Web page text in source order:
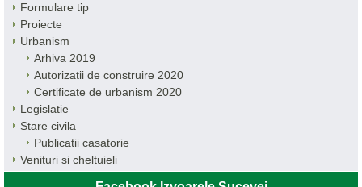
Formulare tip
Proiecte
Urbanism
Arhiva 2019
Autorizatii de construire 2020
Certificate de urbanism 2020
Legislatie
Stare civila
Publicatii casatorie
Venituri si cheltuieli